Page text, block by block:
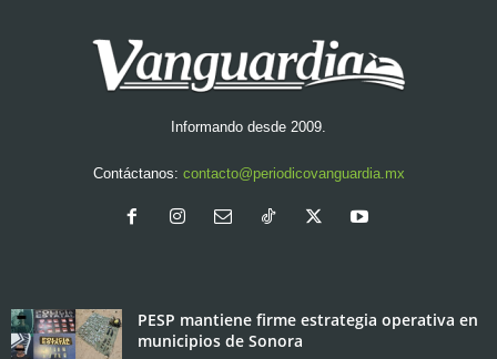
Informando desde 2009.
Contáctanos: contacto@periodicovanguardia.mx
PESP mantiene firme estrategia operativa en
municipios de Sonora